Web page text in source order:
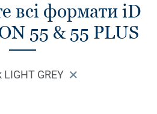
всі формати iD
55 & 55 PLUS
GREY